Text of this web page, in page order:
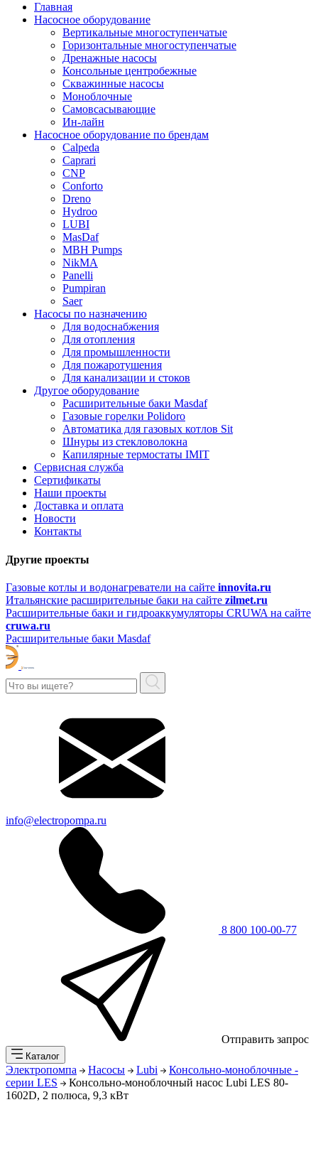
Главная
Насосное оборудование
Вертикальные многоступенчатые
Горизонтальные многоступенчатые
Дренажные насосы
Консольные центробежные
Скважинные насосы
Моноблочные
Самовсасывающие
Ин-лайн
Насосное оборудование по брендам
Calpeda
Caprari
CNP
Conforto
Dreno
Hydroo
LUBI
MasDaf
MBH Pumps
NikMA
Panelli
Pumpiran
Saer
Насосы по назначению
Для водоснабжения
Для отопления
Для промышленности
Для пожаротушения
Для канализации и стоков
Другое оборудование
Расширительные баки Masdaf
Газовые горелки Polidoro
Автоматика для газовых котлов Sit
Шнуры из стекловолокна
Капилярные термостаты IMIT
Сервисная служба
Сертификаты
Наши проекты
Доставка и оплата
Новости
Контакты
Другие проекты
Газовые котлы и водонагреватели на сайте innovita.ru
Итальянские расширительные баки на сайте zilmet.ru
Расширительные баки и гидроаккумуляторы CRUWA на сайте
cruwa.ru
Расширительные баки Masdaf
info@electropompa.ru
8 800 100-00-77
Отправить запрос
Каталог
Электропомпа Насосы Lubi
Консольно-моноблочные -
серии LES
Консольно-моноблочный насос Lubi LES 80-
1602D, 2 полюса, 9,3 кВт